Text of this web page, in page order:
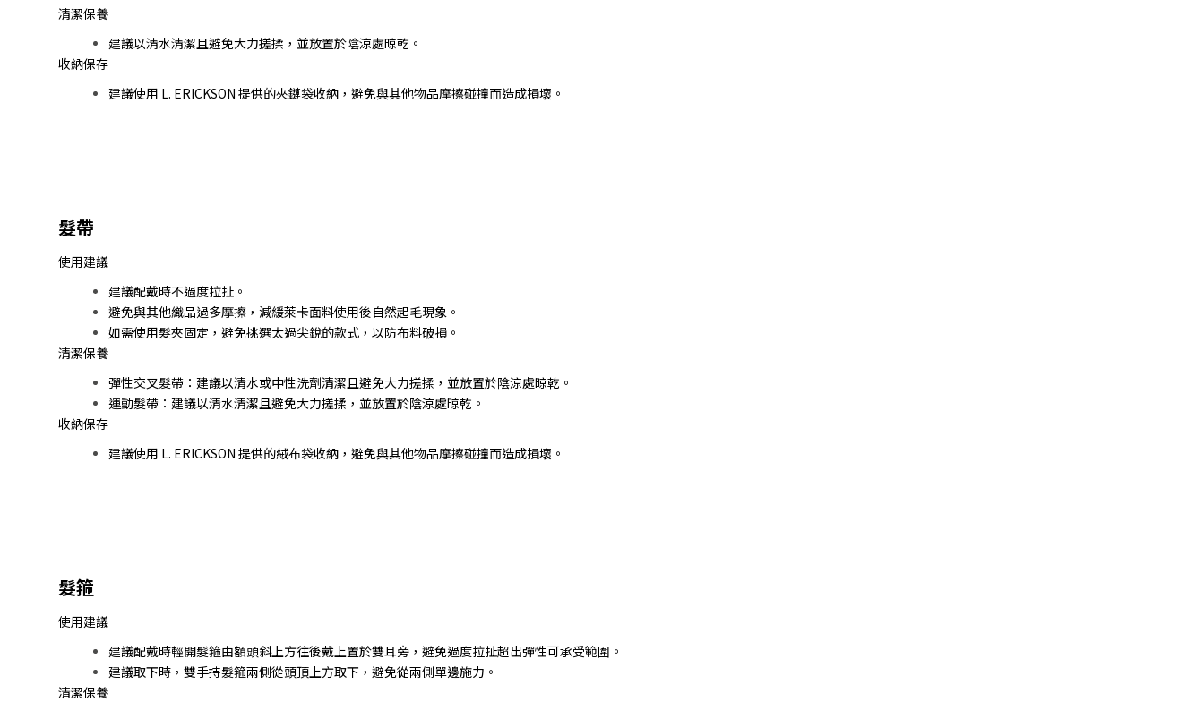
清潔保養
建議以清水清潔且避免大力搓揉，並放置於陰涼處晾乾。
收納保存
建議使用 L. ERICKSON 提供的夾鏈袋收納，避免與其他物品摩擦碰撞而造成損壞。
髮帶
使用建議
建議配戴時不過度拉扯。
避免與其他織品過多摩擦，減緩萊卡面料使用後自然起毛現象。
如需使用髮夾固定，避免挑選太過尖銳的款式，以防布料破損。
清潔保養
彈性交叉髮帶：建議以清水或中性洗劑清潔且避免大力搓揉，並放置於陰涼處晾乾。
運動髮帶：建議以清水清潔且避免大力搓揉，並放置於陰涼處晾乾。
收納保存
建議使用 L. ERICKSON 提供的絨布袋收納，避免與其他物品摩擦碰撞而造成損壞。
髮箍
使用建議
建議配戴時輕開髮箍由額頭斜上方往後戴上置於雙耳旁，避免過度拉扯超出彈性可承受範圍。
建議取下時，雙手持髮箍兩側從頭頂上方取下，避免從兩側單邊施力。
清潔保養